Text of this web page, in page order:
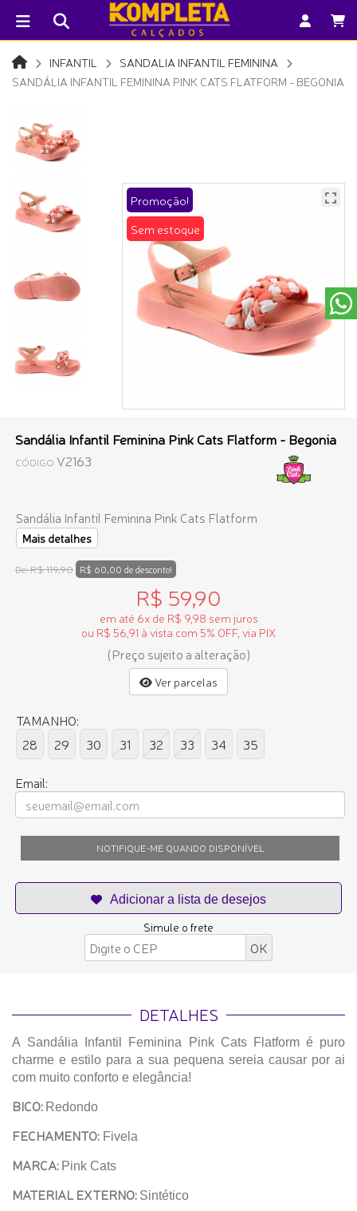
INFANTIL
SANDALIA INFANTIL FEMININA
SANDÁLIA INFANTIL FEMININA PINK CATS FLATFORM - BEGONIA
Promoção!
Sem estoque
Sandália Infantil Feminina Pink Cats Flatform - Begonia
CÓDIGO V2163
Sandália Infantil Feminina Pink Cats Flatform
Mais detalhes
De:R$ 119,90 R$ 60,00 de desconto!
R$ 59,90
em até 6x de R$ 9,98 sem juros
ou R$ 56,91 à vista com 5% OFF, via PIX
(Preço sujeito a alteração)
Ver parcelas
TAMANHO:
28
29 30 31 32 33 34 35
Email:
NOTIFIQUE-ME QUANDO DISPONÍVEL
Simule o frete
DETALHES
A Sandália Infantil Feminina Pink Cats Flatform é puro
charme e estilo para a sua pequena sereia causar por ai
com muito conforto e elegância!
BICO: Redondo
FECHAMENTO: Fivela
MARCA: Pink Cats
MATERIAL EXTERNO: Sintético